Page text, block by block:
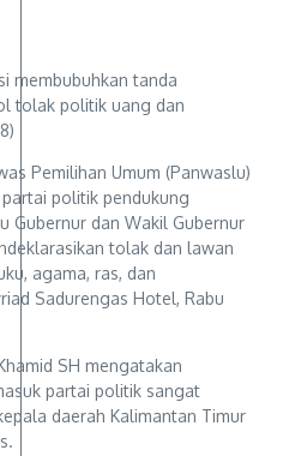
membubuhkan tanda
tolak politik uang dan
Pemilihan Umum (Panwaslu)
politik pendukung
Gubernur dan Wakil Gubernur
tolak dan lawan
agama, ras, dan
Sadurengas Hotel, Rabu
SH mengatakan
partai politik sangat
daerah Kalimantan Timur